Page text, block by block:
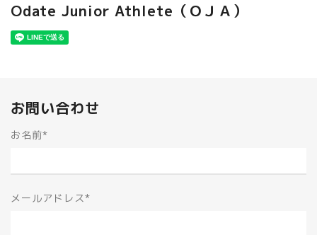
Odate Junior Athlete（ＯＪＡ）
お問い合わせ
お名前*
メールアドレス*